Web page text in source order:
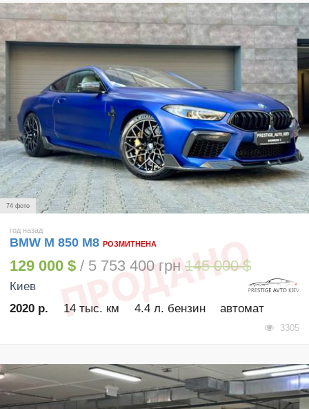
74 фото
год назад
BMW M 850 М8 РОЗМИТНЕНА
129 000 $ / 5 753 400 грн 145 000 $
Киев
2020 р.
14 тыс. км 4.4 л. бензин автомат
3305